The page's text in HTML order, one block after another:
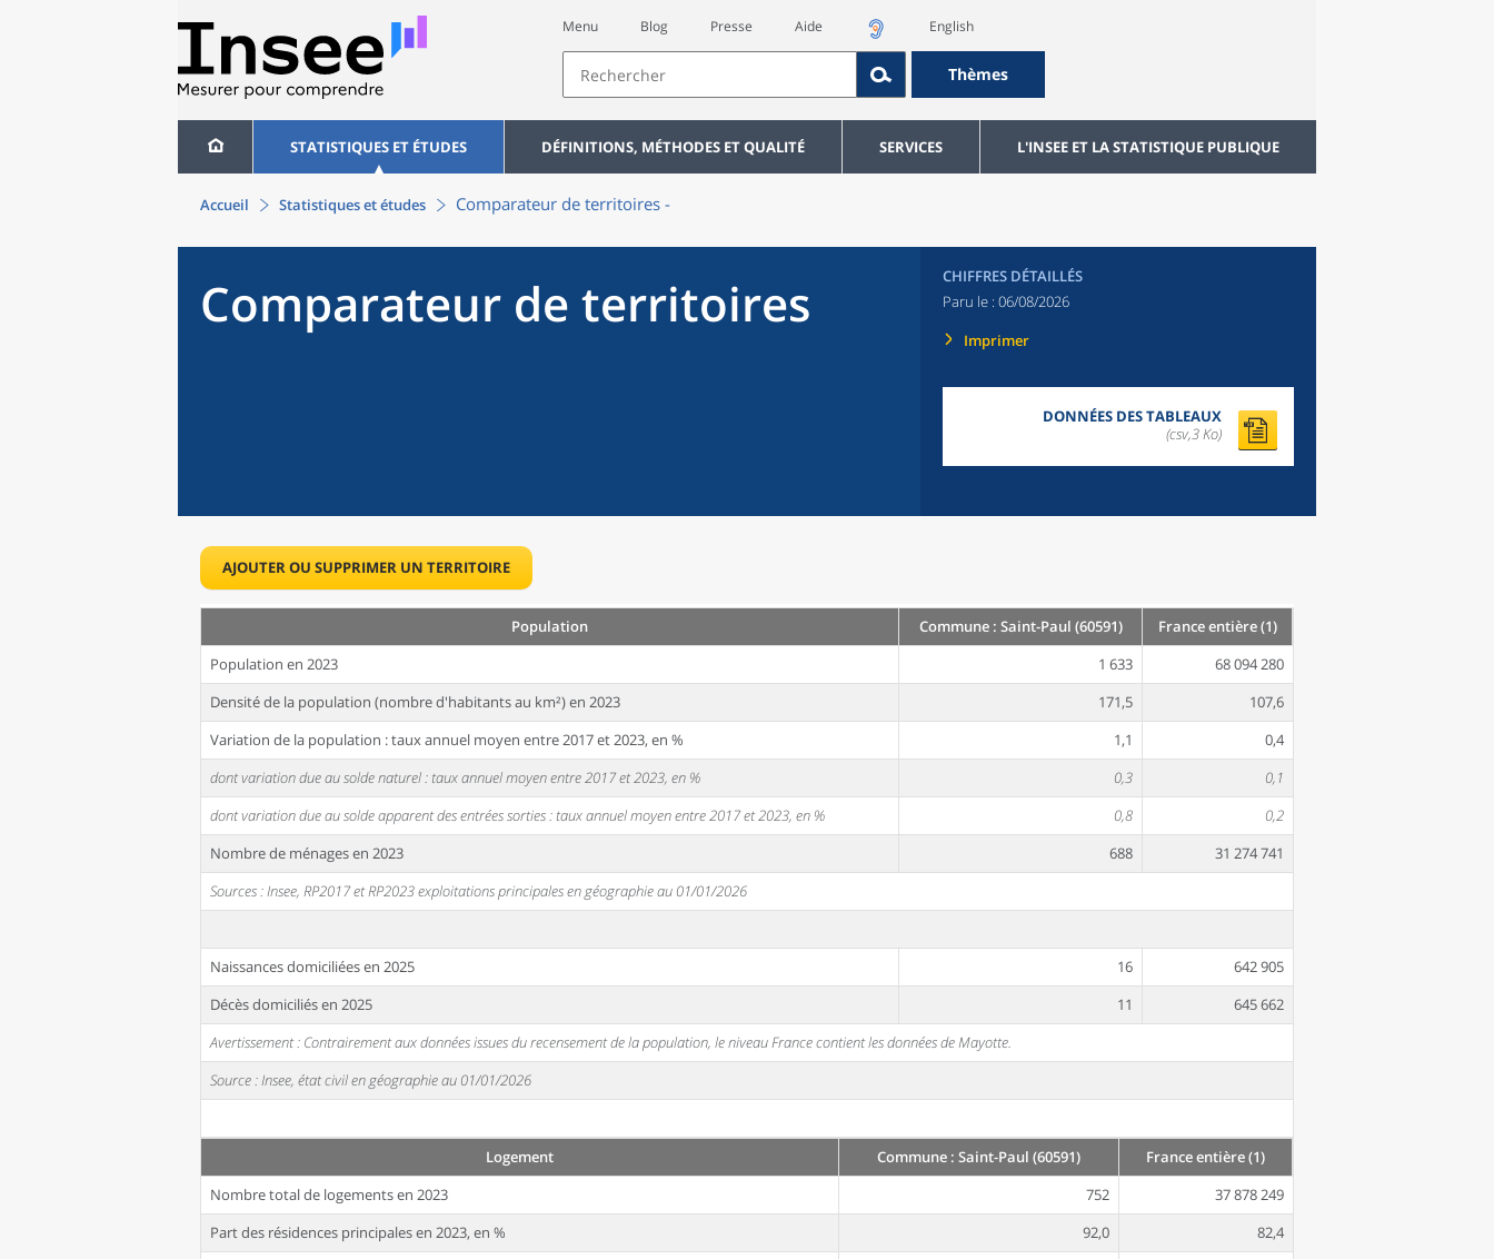
Menu Blog Presse Aide English
Thèmes
STATISTIQUES ET ÉTUDES DÉFINITIONS, MÉTHODES ET QUALITÉ SERVICES L'INSEE ET LA STATISTIQUE PUBLIQUE
Accueil Statistiques et études Comparateur de territoires -
Comparateur de territoires
CHIFFRES DÉTAILLÉS
Paru le : 06/08/2026
Imprimer
DONNÉES DES TABLEAUX
(csv,3 Ko)
AJOUTER OU SUPPRIMER UN TERRITOIRE
Population Commune : Saint-Paul (60591)
France entière (1)
Population en 2023
1 633
68 094 280
Densité de la population (nombre d'habitants au km²) en 2023
171,5
107,6
Variation de la population : taux annuel moyen entre 2017 et 2023, en %
1,1
0,4
dont variation due au solde naturel : taux annuel moyen entre 2017 et 2023, en %
0,3
0,1
dont variation due au solde apparent des entrées sorties : taux annuel moyen entre 2017 et 2023, en %
0,8
0,2
Nombre de ménages en 2023
688
31 274 741
Sources : Insee, RP2017 et RP2023 exploitations principales en géographie au 01/01/2026
Naissances domiciliées en 2025 16
642 905
Décès domiciliés en 2025
11
645 662
Avertissement : Contrairement aux données issues du recensement de la population, le niveau France contient les données de Mayotte.
Source : Insee, état civil en géographie au 01/01/2026
Logement Commune : Saint-Paul (60591)
France entière (1)
Nombre total de logements en 2023
752
37 878 249
Part des résidences principales en 2023, en %
92,0
82,4